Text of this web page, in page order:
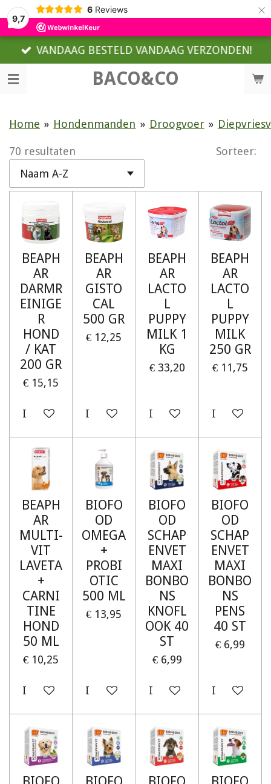
9,7
6 Reviews ×
BACO&CO
VANDAAG BESTELD VANDAAG VERZONDEN!
Home » Hondenmanden » Droogvoer »
70 resultaten Sorteer:
BEAPH
AR
DARMR
EINIGE
R
HOND
/ KAT
200 GR
€ 15,15
In winkelwagen
BEAPH
AR
GISTO
CAL
500 GR
€ 12,25
In winkelwagen
BEAPH
AR
LACTO
L
PUPPY
MILK 1
KG
€ 33,20
In winkelwagen
BEAPH
AR
LACTO
L
PUPPY
MILK
250 GR
€ 11,75
In
BEAPH
AR
MULTI-
VIT
LAVETA
+
CARNI
TINE
HOND
50 ML
€ 10,25
In winkelwagen
BIOFO
OD
OMEGA
+
PROBI
OTIC
500 ML
€ 13,95
In winkelwagen
BIOFO
OD
SCHAP
ENVET
MAXI
BONBO
NS
KNOFL
OOK 40
ST
€ 6,99
In winkelwagen
BIOFO
OD
SCHAP
ENVET
MAXI
BONBO
NS
PENS
40 ST
€ 6,99
In